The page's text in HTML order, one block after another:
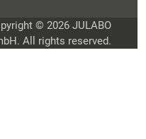
© 2026 JULABO
All rights reserved.